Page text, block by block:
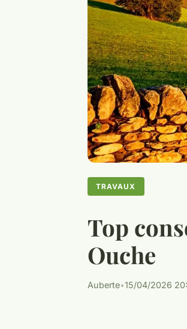
TRAVAUX
Top
Ouche
Auberte•15/04/2026